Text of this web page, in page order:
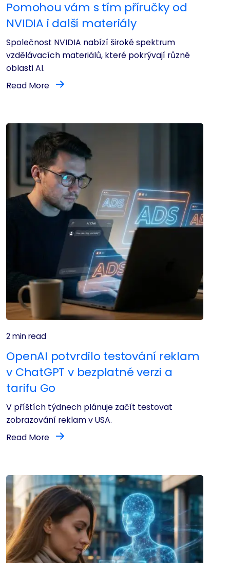
Pomohou vám s tím příručky od
NVIDIA i další materiály
Společnost NVIDIA nabízí široké spektrum
vzdělávacích materiálů, které pokrývají různé
oblasti AI.
Read More
2 min read
OpenAI potvrdilo testování reklam
v ChatGPT v bezplatné verzi a
tarifu Go
V příštích týdnech plánuje začít testovat
zobrazování reklam v USA.
Read More